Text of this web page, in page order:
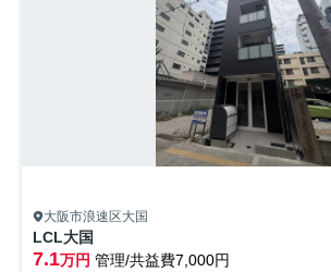
大阪市浪速区大国
LCL大国
7.1万円 管理/共益費7,000円